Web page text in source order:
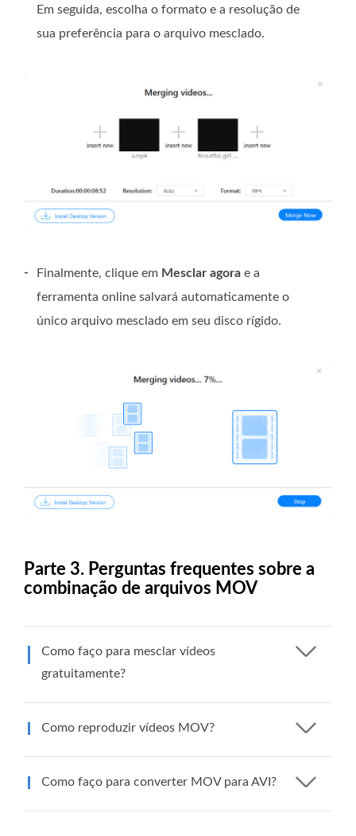
Em seguida, escolha o formato e a resolução de
sua preferência para o arquivo mesclado.
- Finalmente, clique em Mesclar agora e a
ferramenta online salvará automaticamente o
único arquivo mesclado em seu disco rígido.
Parte 3. Perguntas frequentes sobre a
combinação de arquivos MOV
Como faço para mesclar vídeos
gratuitamente?
Como reproduzir vídeos MOV?
Como faço para converter MOV para AVI?